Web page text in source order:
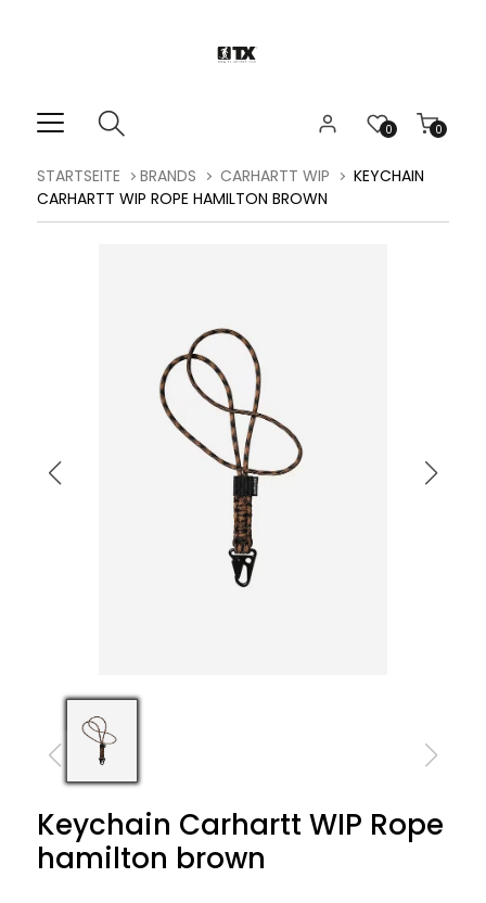
0
0
STARTSEITE BRANDS CARHARTT WIP
KEYCHAIN
CARHARTT WIP ROPE HAMILTON BROWN
Keychain Carhartt WIP Rope
hamilton brown